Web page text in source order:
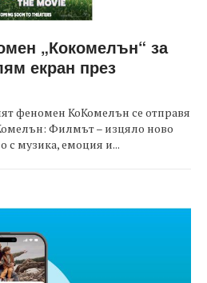
„Кокомелън“ за
екран през
феномен КоКомелън се отправя
Филмът – изцяло ново
с музика, емоция и...